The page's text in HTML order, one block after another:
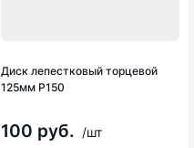
Диск лепестковый торцевой
125мм Р150
100 руб. /шт